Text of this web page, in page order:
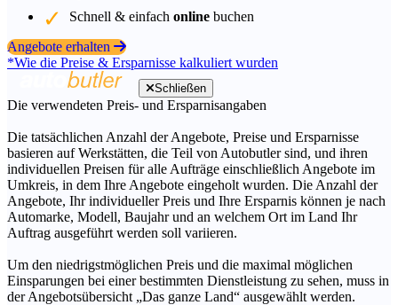
Schnell & einfach online buchen
Angebote erhalten
*Wie die Preise & Ersparnisse kalkuliert wurden
Schließen
Die verwendeten Preis- und Ersparnisangaben
Die tatsächlichen Anzahl der Angebote, Preise und Ersparnisse
basieren auf Werkstätten, die Teil von Autobutler sind, und ihren
individuellen Preisen für alle Aufträge einschließlich Angebote im
Umkreis, in dem Ihre Angebote eingeholt wurden. Die Anzahl der
Angebote, Ihr individueller Preis und Ihre Ersparnis können je nach
Automarke, Modell, Baujahr und an welchem Ort im Land Ihr
Auftrag ausgeführt werden soll variieren.
Um den niedrigstmöglichen Preis und die maximal möglichen
Einsparungen bei einer bestimmten Dienstleistung zu sehen, muss in
der Angebotsübersicht „Das ganze Land“ ausgewählt werden.